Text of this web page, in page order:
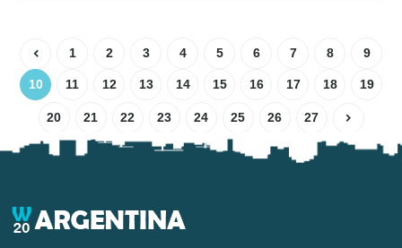
1 2 3 4 5 6 7 8 9
10 11 12 13 14 15 16 17 18 19
20 21 22 23 24 25 26 27